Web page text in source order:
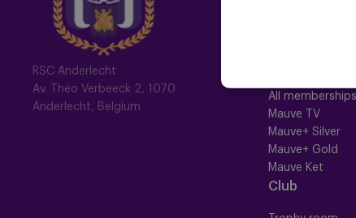
RSC Anderlecht
Av. Théo Verbeeck 2, 1070
Anderlecht, Belgium
All memberships
Mauve TV
Mauve+ Silver
Mauve+ Gold
Mauve Ket
Club